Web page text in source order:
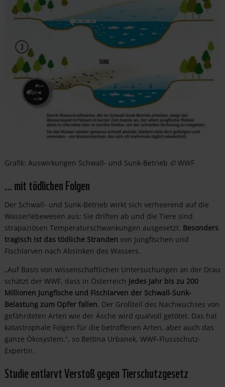
Grafik: Auswirkungen Schwall- und Sunk-Betrieb © WWF
… mit tödlichen Folgen
Der Schwall- und Sunk-Betrieb wirkt sich verheerend auf die
Wasserlebewesen aus: Sie driften ab und die Tiere sind
strapaziösen Temperaturschwankungen ausgesetzt. Besonders
tragisch ist das tödliche Stranden von Jungfischen und
Fischlarven nach Absinken des Wassers.
„Auf Basis von wissenschaftlichen Untersuchungen an der Drau
schätzt der WWF, dass in Österreich jedes Jahr bis zu 200
Millionen Jungfische und Fischlarven der Schwall-Sunk-
Belastung zum Opfer fallen. Der Großteil des Nachwuchses von
gefährdeten Arten wie der Äsche wird qualvoll getötet. Das hat
katastrophale Folgen für die betroffenen Arten, aber auch das
ganze Ökosystem.“, so Bettina Urbanek, WWF-Flussschutz-
Expertin.
Studie entlarvt Verstoß gegen Tierschutzgesetz